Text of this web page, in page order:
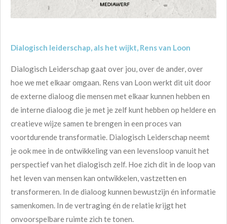
Dialogisch leiderschap, als het wijkt, Rens van Loon
Dialogisch Leiderschap gaat over jou, over de ander, over
hoe we met elkaar omgaan. Rens van Loon werkt dit uit door
de externe dialoog die mensen met elkaar kunnen hebben en
de interne dialoog die je met je zelf kunt hebben op heldere en
creatieve wijze samen te brengen in een proces van
voortdurende transformatie. Dialogisch Leiderschap neemt
je ook mee in de ontwikkeling van een levensloop vanuit het
perspectief van het dialogisch zelf. Hoe zich dit in de loop van
het leven van mensen kan ontwikkelen, vastzetten en
transformeren. In de dialoog kunnen bewustzijn én informatie
samenkomen. In de vertraging én de relatie krijgt het
onvoorspelbare ruimte zich te tonen.